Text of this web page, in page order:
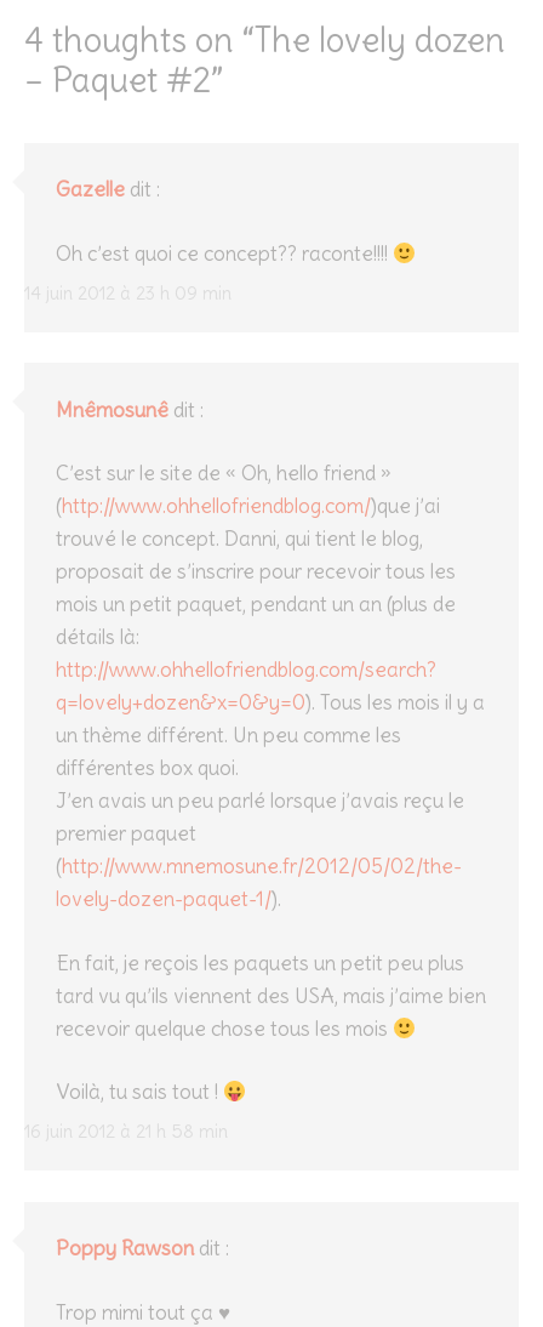
4 thoughts on “The lovely dozen
– Paquet #2”
Gazelle dit :
14 juin 2012 à 23 h 09 min
Oh c’est quoi ce concept?? raconte!!!!
Mnêmosunê dit :
16 juin 2012 à 21 h 58 min
C’est sur le site de « Oh, hello friend »
(http://www.ohhellofriendblog.com/)que j’ai
trouvé le concept. Danni, qui tient le blog,
proposait de s’inscrire pour recevoir tous les
mois un petit paquet, pendant un an (plus de
détails là:
http://www.ohhellofriendblog.com/search?
q=lovely+dozen&x=0&y=0). Tous les mois il y a
un thème différent. Un peu comme les
différentes box quoi.
J’en avais un peu parlé lorsque j’avais reçu le
premier paquet
(http://www.mnemosune.fr/2012/05/02/the-
lovely-dozen-paquet-1/).
En fait, je reçois les paquets un petit peu plus
tard vu qu’ils viennent des USA, mais j’aime bien
recevoir quelque chose tous les mois
Voilà, tu sais tout !
Poppy Rawson dit :
Trop mimi tout ça ♥